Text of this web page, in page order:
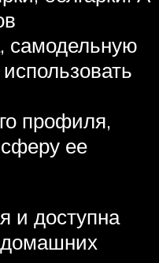
самодельную
профиля,
ее
и доступна
домашних